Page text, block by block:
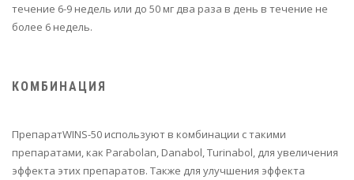
течение 6-9 недель или до 50 мг два раза в день в течение не
более 6 недель.
КОМБИНАЦИЯ
ПрепаратWINS-50 используют в комбинации с такими
препаратами, как Parabolan, Danabol, Turinabol, для увеличения
эффекта этих препаратов. Также для улучшения эффекта